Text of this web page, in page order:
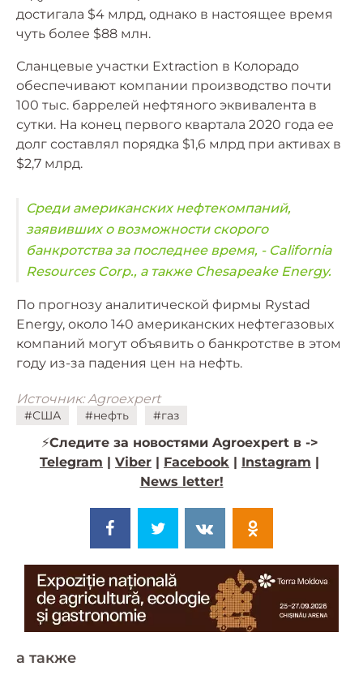
достигала $4 млрд, однако в настоящее время
чуть более $88 млн.
Сланцевые участки Extraction в Колорадо
обеспечивают компании производство почти
100 тыс. баррелей нефтяного эквивалента в
сутки. На конец первого квартала 2020 года ее
долг составлял порядка $1,6 млрд при активах в
$2,7 млрд.
Среди американских нефтекомпаний,
заявивших о возможности скорого
банкротства за последнее время, - California
Resources Corp., а также Chesapeake Energy.
По прогнозу аналитической фирмы Rystad
Energy, около 140 американских нефтегазовых
компаний могут объявить о банкротстве в этом
году из-за падения цен на нефть.
Источник: Agroexpert
#США #нефть #газ
⚡️Следите за новостями Agroexpert в ->
Telegram
Viber Facebook Instagram
News letter!
a также